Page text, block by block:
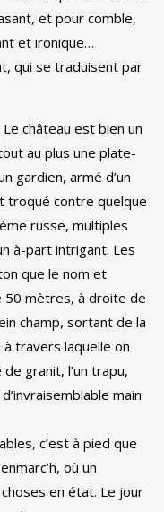
et pour comble,
et ironique…
qui se traduisent par
château est bien un
au plus une plate-
gardien, armé d’un
troqué contre quelque
russe, multiples
à-part intrigant. Les
que le nom et
50 mètres, à droite de
champ, sortant de la
travers laquelle on
granit, l’un trapu,
main
c’est à pied que
où un
en état. Le jour